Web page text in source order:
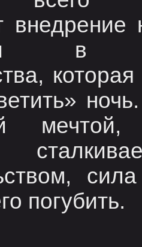
внедрение
в
мечтой,
погубить.